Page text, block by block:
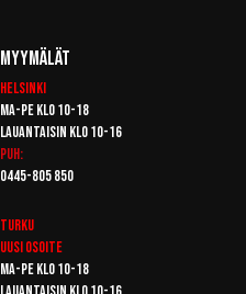
Myymälät
Helsinki
Ma-pe klo 10-18
Lauantaisin klo 10-16
Puh:
0445-805 850
Turku
Uusi osoite
Ma-pe klo 10-18